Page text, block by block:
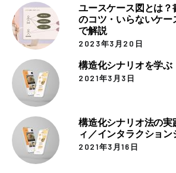
ユースケース図とは？
のコツ・いらないケー
で解説
2023年3月20日
構造化シナリオを学ぶ
2021年3月3日
構造化シナリオ法の実
ィ／インタラクショ
2021年3月16日